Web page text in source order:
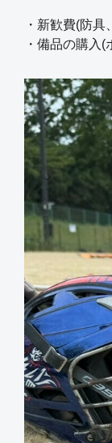
・新歓費(防
・備品の購入